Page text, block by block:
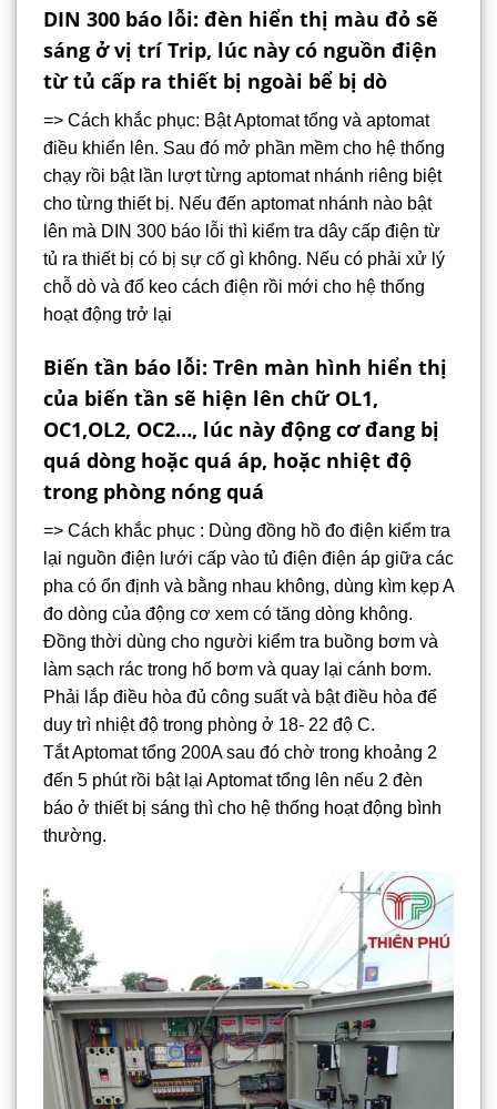
DIN 300 báo lỗi: đèn hiển thị màu đỏ sẽ
sáng ở vị trí Trip, lúc này có nguồn điện
từ tủ cấp ra thiết bị ngoài bể bị dò
=> Cách khắc phục: Bật Aptomat tổng và aptomat
điều khiển lên. Sau đó mở phần mềm cho hệ thống
chạy rồi bật lần lượt từng aptomat nhánh riêng biệt
cho từng thiết bị. Nếu đến aptomat nhánh nào bật
lên mà DIN 300 báo lỗi thì kiểm tra dây cấp điện từ
tủ ra thiết bị có bị sự cố gì không. Nếu có phải xử lý
chỗ dò và đổ keo cách điện rồi mới cho hệ thống
hoạt động trở lại
Biến tần báo lỗi: Trên màn hình hiển thị
của biến tần sẽ hiện lên chữ OL1,
OC1,OL2, OC2…, lúc này động cơ đang bị
quá dòng hoặc quá áp, hoặc nhiệt độ
trong phòng nóng quá
=> Cách khắc phục : Dùng đồng hồ đo điện kiểm tra
lại nguồn điện lưới cấp vào tủ điện điện áp giữa các
pha có ổn định và bằng nhau không, dùng kìm kẹp A
đo dòng của động cơ xem có tăng dòng không.
Đồng thời dùng cho người kiểm tra buồng bơm và
làm sạch rác trong hố bơm và quay lại cánh bơm.
Phải lắp điều hòa đủ công suất và bật điều hòa để
duy trì nhiệt độ trong phòng ở 18- 22 độ C.
Tắt Aptomat tổng 200A sau đó chờ trong khoảng 2
đến 5 phút rồi bật lại Aptomat tổng lên nếu 2 đèn
báo ở thiết bị sáng thì cho hệ thống hoạt động bình
thường.